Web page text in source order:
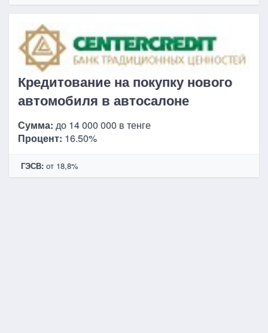
Кредитование на покупку нового
автомобиля в автосалоне
Сумма: до 14 000 000 в тенге
Процент: 16.50%
ГЭСВ: от 18,8%